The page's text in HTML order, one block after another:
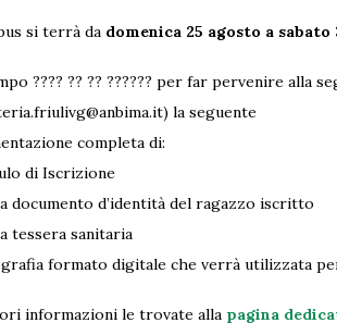
si terrà da domenica 25 agosto a sabato
???? ?? ?? ?????? per far pervenire alla
la seguente
completa di:
di Iscrizione
documento d’identità del ragazzo iscritto
tessera sanitaria
formato digitale che verrà utilizzata
informazioni le trovate alla pagina